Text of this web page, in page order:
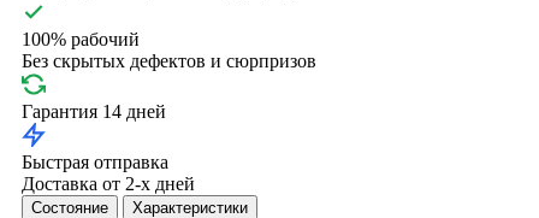
100% рабочий
Без скрытых дефектов и сюрпризов
Гарантия 14 дней
Быстрая отправка
Доставка от 2-х дней
Состояние Характеристики